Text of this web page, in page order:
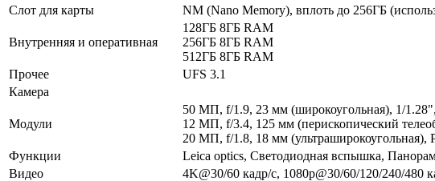
Слот для карты
NM (Nano Memory), вплоть до 256ГБ
Внутрен­няя и опера­тивная
128ГБ 8ГБ RAM
256ГБ 8ГБ RAM
512ГБ 8ГБ RAM
Прочее
UFS 3.1
Камера
Модули
50 МП, f/1.9, 23 мм (широкоугольная), 1/
12 МП, f/3.4, 125 мм (перископический
20 МП, f/1.8, 18 мм (ультра­широкоугольная),
Функ­ции
Leica optics, Светодиодная вспышка,
Видео
4K@30/60 кадр/с, 1080p@30/60/120/240/480